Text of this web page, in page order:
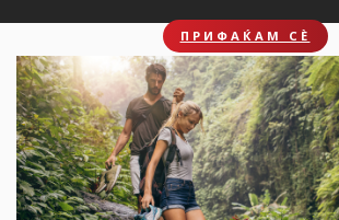
ПРИФАЌАМ СЀ